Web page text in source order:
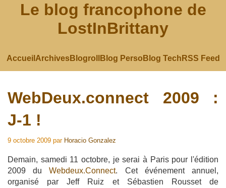
Le blog francophone de
LostInBrittany
Accueil ArchivesBlogroll Blog Perso Blog Tech RSS Feed
WebDeux.connect 2009 :
J-1 !
9 octobre 2009 par Horacio Gonzalez
Demain, samedi 11 octobre, je serai à Paris pour l'édition
2009 duWebdeux.Connect. Cet événement annuel,
organisé par Jeff Ruiz et Sébastien Rousset de